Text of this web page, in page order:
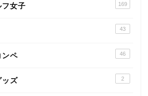
フ女子 169
43
ンペ 46
ッズ 2